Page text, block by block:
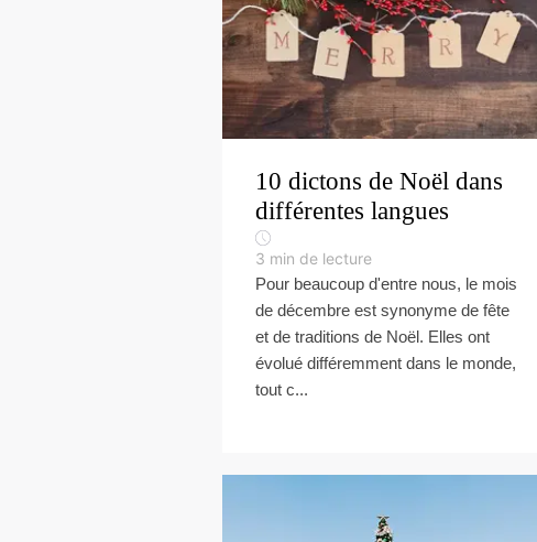
10 dictons de Noël dans
différentes langues
3 min de lecture
Pour beaucoup d'entre nous, le mois
de décembre est synonyme de fête
et de traditions de Noël. Elles ont
évolué différemment dans le monde,
tout c...